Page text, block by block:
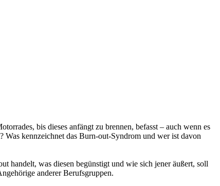
bis dieses anfängt zu brennen, befasst – auch wenn es
kennzeichnet das Burn-out-Syndrom und wer ist davon
handelt, was diesen begünstigt und wie sich jener äußert, soll
anderer Berufsgruppen.